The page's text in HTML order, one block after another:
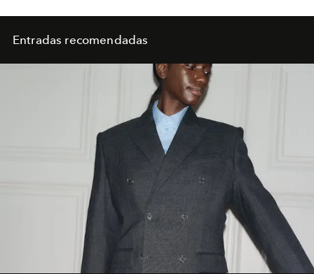
Entradas recomendadas